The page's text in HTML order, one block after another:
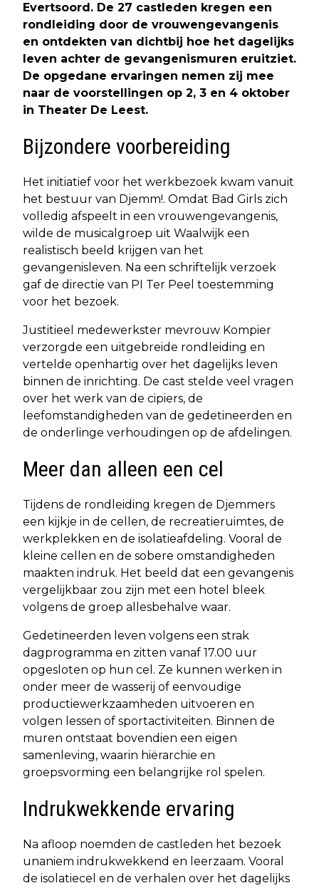
Evertsoord. De 27 castleden kregen een
rondleiding door de vrouwengevangenis
en ontdekten van dichtbij hoe het dagelijks
leven achter de gevangenismuren eruitziet.
De opgedane ervaringen nemen zij mee
naar de voorstellingen op 2, 3 en 4 oktober
in Theater De Leest.
Bijzondere voorbereiding
Het initiatief voor het werkbezoek kwam vanuit
het bestuur van Djemm!. Omdat Bad Girls zich
volledig afspeelt in een vrouwengevangenis,
wilde de musicalgroep uit Waalwijk een
realistisch beeld krijgen van het
gevangenisleven. Na een schriftelijk verzoek
gaf de directie van PI Ter Peel toestemming
voor het bezoek.
Justitieel medewerkster mevrouw Kompier
verzorgde een uitgebreide rondleiding en
vertelde openhartig over het dagelijks leven
binnen de inrichting. De cast stelde veel vragen
over het werk van de cipiers, de
leefomstandigheden van de gedetineerden en
de onderlinge verhoudingen op de afdelingen.
Meer dan alleen een cel
Tijdens de rondleiding kregen de Djemmers
een kijkje in de cellen, de recreatieruimtes, de
werkplekken en de isolatieafdeling. Vooral de
kleine cellen en de sobere omstandigheden
maakten indruk. Het beeld dat een gevangenis
vergelijkbaar zou zijn met een hotel bleek
volgens de groep allesbehalve waar.
Gedetineerden leven volgens een strak
dagprogramma en zitten vanaf 17.00 uur
opgesloten op hun cel. Ze kunnen werken in
onder meer de wasserij of eenvoudige
productiewerkzaamheden uitvoeren en
volgen lessen of sportactiviteiten. Binnen de
muren ontstaat bovendien een eigen
samenleving, waarin hiërarchie en
groepsvorming een belangrijke rol spelen.
Indrukwekkende ervaring
Na afloop noemden de castleden het bezoek
unaniem indrukwekkend en leerzaam. Vooral
de isolatiecel en de verhalen over het dagelijks